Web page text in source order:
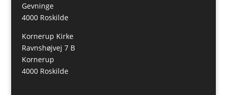
Gevninge
4000 Roskilde
Kornerup Kirke
Ravnshøjvej 7 B
Kornerup
4000 Roskilde